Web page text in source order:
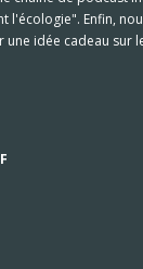
l'écologie". Enfin,
idée cadeau sur